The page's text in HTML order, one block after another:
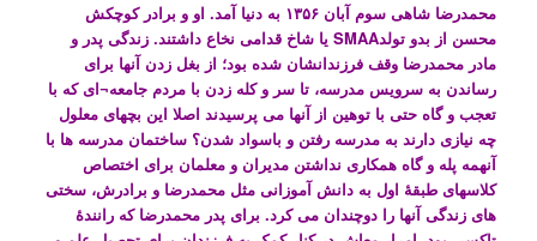
محمدرضا شاهی سوم آبان ۱۳۵۶ به دنیا آمد. او و برادر کوچکش
محسن از بدو تولدSMAA یا شاخ قدامی نخاع داشتند. زندگی پدر و
مادر محمدرضا وقف فرزندانشان شده بود؛ از بغل زدن آنها برای
رساندن به سرویس مدرسه، تا سر و کله زدن با مردم جامعه¬ای که با
تعجب و گاه حتی با توهین از آنها می پرسیدند اصلا این بچهای معلول
چه نیازی دارند به مدرسه رفتن و باسواد شدن؟ ساختمان مدرسه ها با
آنهمه پله و گاه همکاری نداشتن مدیران و معلمان برای اختصاص
کلاسهای طبقۀ اول به دانش آموزانی مثل محمدرضا و برادرش، سختی
های زندگی آنها را دوچندان می کرد. برای پدر محمدرضا که رانندۀ